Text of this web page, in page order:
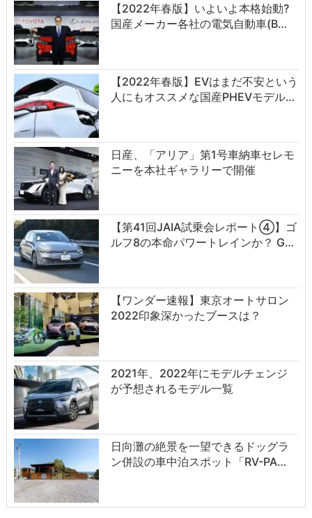
【2022年春版】いよいよ本格始動?
国産メーカー各社の電気自動車(B…
【2022年春版】EVはまだ不安という
人にもオススメな国産PHEVモデル…
日産、「アリア」第1号車納車セレモ
ニーを本社ギャラリーで開催
【第41回JAIA試乗会レポート④】ゴ
ルフ8の本命パワートレインか？ G…
【ワンダー速報】東京オートサロン
2022印象深かったブースは？
2021年、2022年にモデルチェンジ
が予想されるモデル一覧
日向灘の絶景を一望できるドッグラ
ン併設の車中泊スポット「RV-PA…